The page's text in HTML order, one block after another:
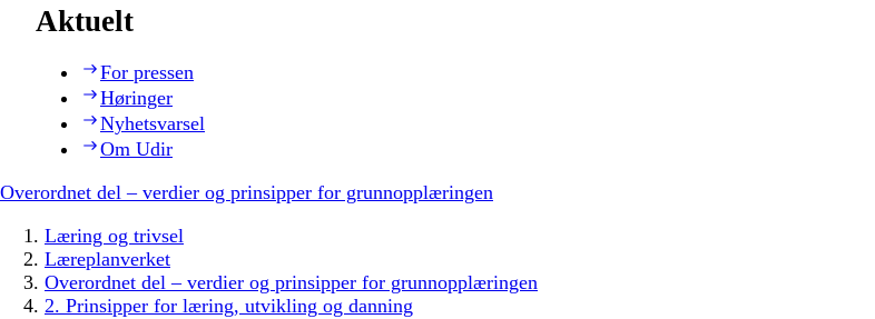
Aktuelt
For pressen
Høringer
Nyhetsvarsel
Om Udir
Overordnet del – verdier og prinsipper for grunnopplæringen
Læring og trivsel
Læreplanverket
Overordnet del – verdier og prinsipper for grunnopplæringen
2. Prinsipper for læring, utvikling og danning